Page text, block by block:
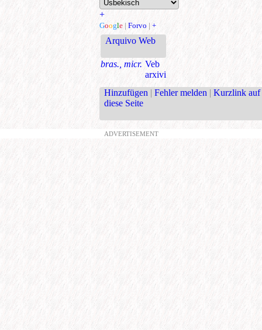
+
Google | Forvo | +
Arquivo Web
bras., micr. Veb
arxivi
Hinzufügen | Fehler melden | Kurzlink auf
diese Seite
ADVERTISEMENT